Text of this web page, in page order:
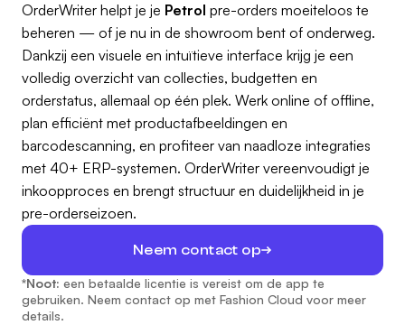
OrderWriter helpt je je Petrol pre-orders moeiteloos te
beheren — of je nu in de showroom bent of onderweg.
Dankzij een visuele en intuïtieve interface krijg je een
volledig overzicht van collecties, budgetten en
orderstatus, allemaal op één plek. Werk online of offline,
plan efficiënt met productafbeeldingen en
barcodescanning, en profiteer van naadloze integraties
met 40+ ERP-systemen. OrderWriter vereenvoudigt je
inkoopproces en brengt structuur en duidelijkheid in je
pre-orderseizoen.
Neem contact op
*Noot: een betaalde licentie is vereist om de app te
gebruiken. Neem contact op met Fashion Cloud voor meer
details.